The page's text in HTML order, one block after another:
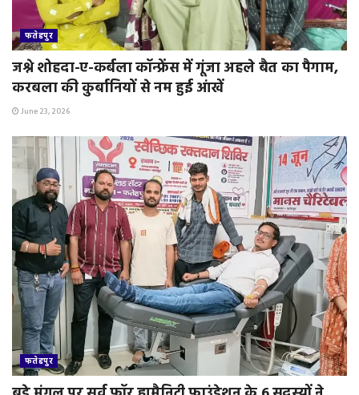
फतेहपुर
जश्ने शोहदा-ए-कर्बला कॉन्फ्रेंस में गूंजा अहले बैत का पैगाम,
करबला की कुर्बानियों से नम हुई आंखें
June 23, 2026
फतेहपुर